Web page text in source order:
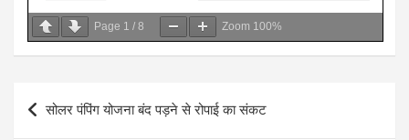
Page 1 / 8 Zoom 100%
Post
navigation
सोलर पंपिंग योजना बंद पड़ने से रोपाई का संकट